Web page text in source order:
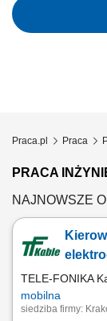
Praca.pl Praca
PRACA
NAJNOWSZE
TELE-FONIKA
mobilna
siedziba firmy: